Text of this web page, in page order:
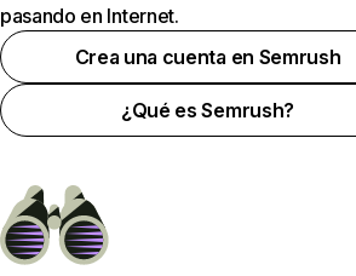
pasando en Internet.
Crea una cuenta en Semrush
¿Qué es Semrush?